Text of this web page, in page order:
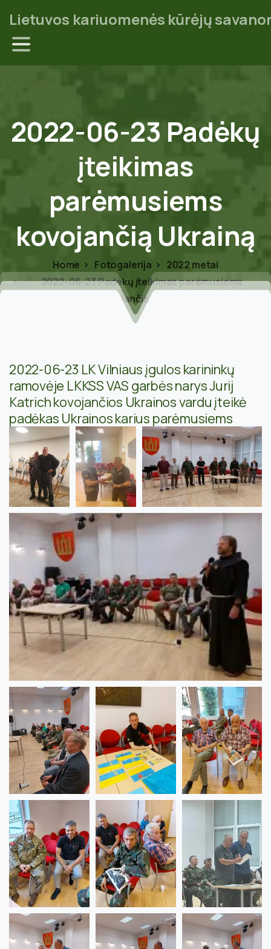
Lietuvos kariuomenės kūrėjų
2022-06-23 Padėkų
įteikimas
parėmusiems
kovojančią Ukrainą
Home Fotogalerija
2022 metai
2022-06-23 Padėkų įteikimas parėmusiems
kovojančią Ukrainą
2022-06-23 LK Vilniaus įgulos karininkų
ramovėje LKKSS VAS garbės narys Jurij
Katrich kovojančios Ukrainos vardu įteikė
padėkas Ukrainos karius parėmusiems